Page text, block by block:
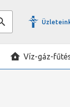
Víz-gáz-